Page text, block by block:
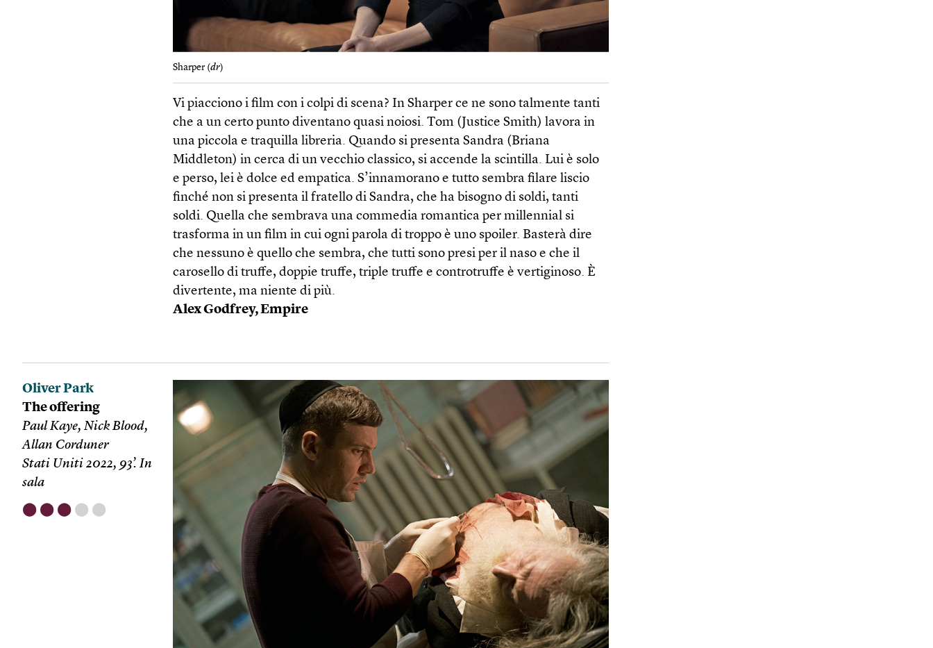
Sharper (dr)
Vi piacciono i film con i colpi di scena? In Sharper ce ne sono talmente tanti
che a un certo punto diventano quasi noiosi. Tom (Justice Smith) lavora in
una piccola e traquilla libreria. Quando si presenta Sandra (Briana
Middleton) in cerca di un vecchio classico, si accende la scintilla. Lui è solo
e perso, lei è dolce ed empatica. S’innamorano e tutto sembra filare liscio
finché non si presenta il fratello di Sandra, che ha bisogno di soldi, tanti
soldi. Quella che sembrava una commedia romantica per millennial si
trasforma in un film in cui ogni parola di troppo è uno spoiler. Basterà dire
che nessuno è quello che sembra, che tutti sono presi per il naso e che il
carosello di truffe, doppie truffe, triple truffe e controtruffe è vertiginoso. È
divertente, ma niente di più.
Alex Godfrey, Empire
Oliver Park
The offering
Paul Kaye, Nick Blood,
Allan Corduner
Stati Uniti 2022, 93’. In
sala
⬤ ⬤ ⬤ ⬤ ⬤